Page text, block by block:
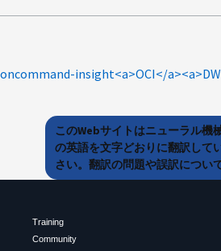
このWebサイトはニューラル機
の英語を文字どおりに翻訳して
さい。翻訳の問題や誤訳につい
Training
Community